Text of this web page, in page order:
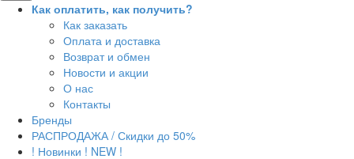
Как оплатить, как получить?
Как заказать
Оплата и доставка
Возврат и обмен
Новости и акции
О нас
Контакты
Бренды
РАСПРОДАЖА / Скидки до 50%
! Новинки ! NEW !